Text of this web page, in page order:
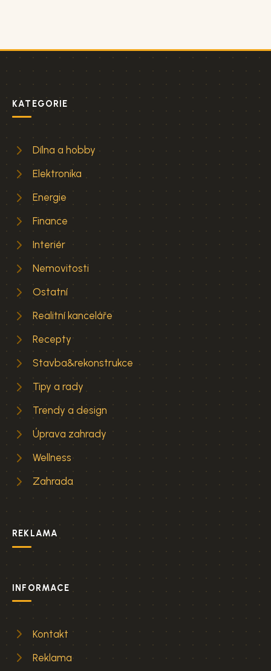
KATEGORIE
Dílna a hobby
Elektronika
Energie
Finance
Interiér
Nemovitosti
Ostatní
Realitní kanceláře
Recepty
Stavba&rekonstrukce
Tipy a rady
Trendy a design
Úprava zahrady
Wellness
Zahrada
REKLAMA
INFORMACE
Kontakt
Reklama